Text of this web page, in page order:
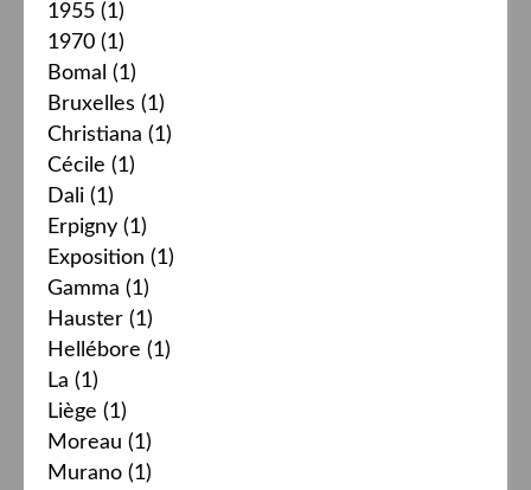
1955 (1)
1970 (1)
Bomal (1)
Bruxelles (1)
Christiana (1)
Cécile (1)
Dali (1)
Erpigny (1)
Exposition (1)
Gamma (1)
Hauster (1)
Hellébore (1)
La (1)
Liège (1)
Moreau (1)
Murano (1)